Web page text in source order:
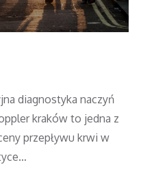
diagnostyka naczyń
kraków to jedna z
przepływu krwi w